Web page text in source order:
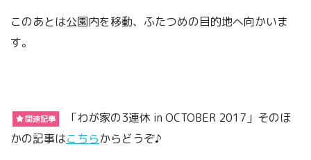
このあとは公園内を移動、ふたつめの目的地へ向かいま
す。
関連記事
「わが家の3連休 in OCTOBER 2017」そのほ
かの記事はこちらからどうぞ♪